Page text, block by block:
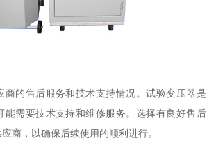
商的售后服务和技术支持情况。试验变压器是
能需要技术支持和维修服务。选择有良好售后
商，以确保后续使用的顺利进行。